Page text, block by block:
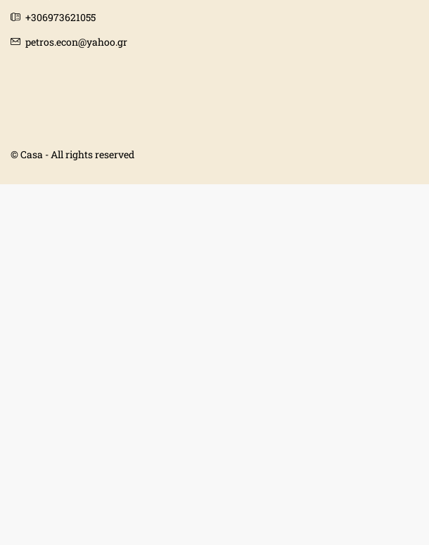
+306973621055
petros.econ@yahoo.gr
© Casa - All rights reserved